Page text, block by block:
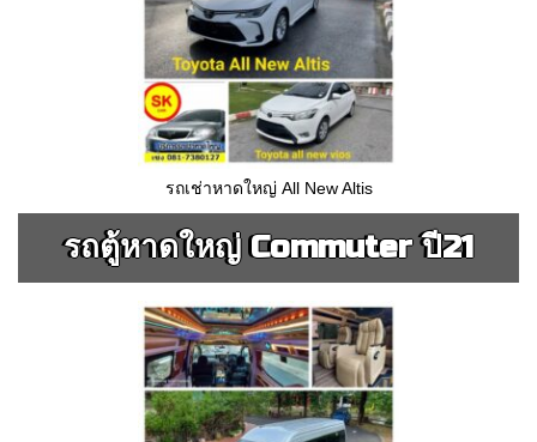
รถเช่าหาดใหญ่ All New Altis
รถตู้หาดใหญ่ Commuter ปี21